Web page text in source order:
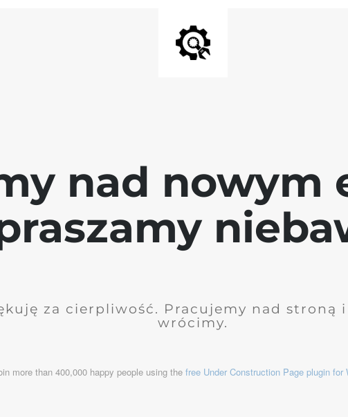
nad nowym
za cierpliwość. Pracujemy nad stroną
wrócimy.
more than 400,000 happy people using the free Under Construction Page plugin for